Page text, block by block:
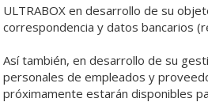
ULTRABOX en desarrollo de su
correspondencia y datos bancarios
Así también, en desarrollo de su
personales de empleados y
próximamente estarán disponibles